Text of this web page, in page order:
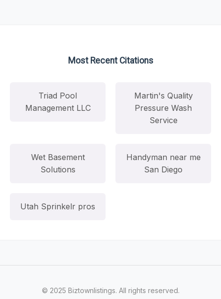
Most Recent Citations
Triad Pool
Management LLC
Martin's Quality
Pressure Wash
Service
Wet Basement
Solutions
Handyman near me
San Diego
Utah Sprinkelr pros
© 2025 Biztownlistings. All rights reserved.